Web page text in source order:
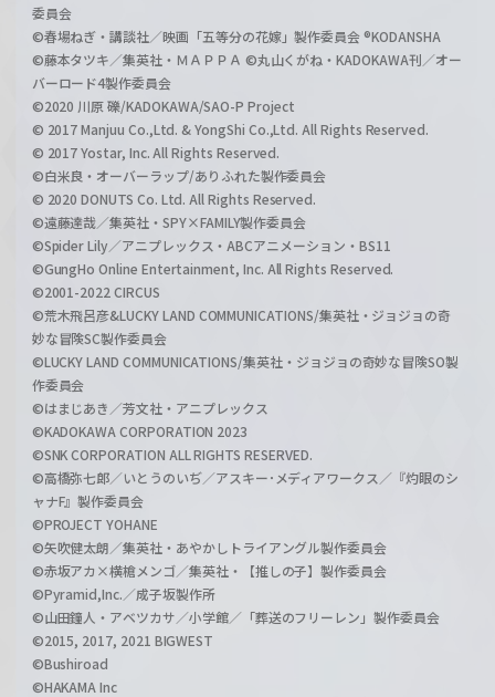
委員会
©春場ねぎ・講談社／映画「五等分の花嫁」製作委員会 ®KODANSHA
©藤本タツキ／集英社・ＭＡＰＰＡ ©丸山くがね・KADOKAWA刊／オー
バーロード4製作委員会
©2020 川原 礫/KADOKAWA/SAO-P Project
© 2017 Manjuu Co.,Ltd. & YongShi Co.,Ltd. All Rights Reserved.
© 2017 Yostar, Inc. All Rights Reserved.
©白米良・オーバーラップ/ありふれた製作委員会
© 2020 DONUTS Co. Ltd. All Rights Reserved.
©遠藤達哉／集英社・SPY×FAMILY製作委員会
©Spider Lily／アニプレックス・ABCアニメーション・BS11
©GungHo Online Entertainment, Inc. All Rights Reserved.
©2001-2022 CIRCUS
©荒木飛呂彦&LUCKY LAND COMMUNICATIONS/集英社・ジョジョの奇
妙な冒険SC製作委員会
©LUCKY LAND COMMUNICATIONS/集英社・ジョジョの奇妙な冒険SO製
作委員会
©はまじあき／芳文社・アニプレックス
©KADOKAWA CORPORATION 2023
©SNK CORPORATION ALL RIGHTS RESERVED.
©高橋弥七郎／いとうのいぢ／アスキー･メディアワークス／『灼眼のシ
ャナF』製作委員会
©PROJECT YOHANE
©矢吹健太朗／集英社・あやかしトライアングル製作委員会
©赤坂アカ×横槍メンゴ／集英社・【推しの子】製作委員会
©Pyramid,Inc.／成子坂製作所
©山田鐘人・アベツカサ／小学館／「葬送のフリーレン」製作委員会
©2015, 2017, 2021 BIGWEST
©Bushiroad
©HAKAMA Inc